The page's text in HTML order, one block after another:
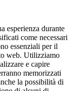
esperienza durante
come necessari
essenziali per il
web. Utilizziamo
e capire
memorizzati
la possibilità di